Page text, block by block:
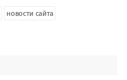
новости сайта